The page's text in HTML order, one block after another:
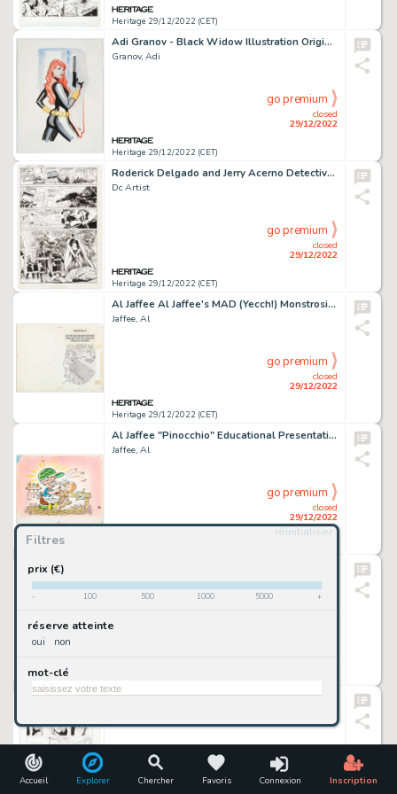
Accueil Explorer Chercher Favoris Connexion Inscription
Filtres
réinitialiser
prix (€)
- 100 500 1000 5000 +
réserve atteinte
oui non
mot-clé
Heritage 29/12/2022 (CET)
Adi Granov - Black Widow Illustration Original Art (undated)....
Granov, Adi
Heritage 29/12/2022 (CET)
closed
29/12/2022
go premium
Roderick Delgado and Jerry Acerno Detective Comics #595 Story Page 12 Original Art (DC, 1988)....
Dc Artist
Heritage 29/12/2022 (CET)
closed
29/12/2022
go premium
Al Jaffee Al Jaffee's MAD (Yecch!) Monstrosities Complete 3-Page Story Original Art Group of 3 (Warner Books, 1974... (Total: 3 Original Art)
Jaffee, Al
Heritage 29/12/2022 (CET)
closed
29/12/2022
go premium
Al Jaffee "Pinocchio" Educational Presentation Illustrations Original Art Group of 9 (c. 1990s).... (Total: 9 Original Art)
Jaffee, Al
closed
29/12/2022
go premium
Kitson, Barry
29/12/2022
go premium